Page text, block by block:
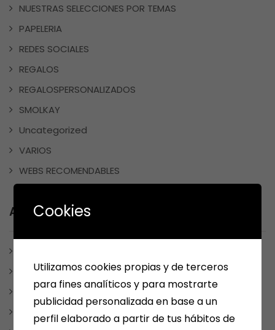
NUESTRAS SELECCIONES POR TEMAS
PAPELERIA
REDES SOCIALES
REGALOS
REGALOSPERSONALIZADOS
SMOLKAY
Uncategorized
VARIOS
WEBS RECOMENDABLES
Archives
enero 2025
diciembre 2024
noviembre 2024
Cookies
Utilizamos cookies propias y de terceros
para fines analíticos y para mostrarte
publicidad personalizada en base a un
perfil elaborado a partir de tus hábitos de